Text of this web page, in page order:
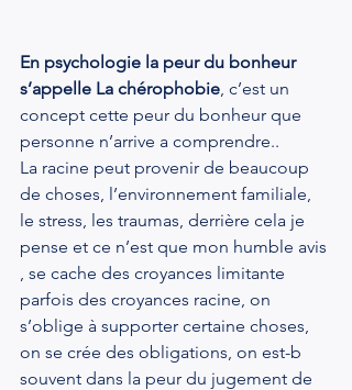
En psychologie la peur du bonheur
s’appelle La chérophobie , c’est un
concept cette peur du bonheur que
personne n’arrive a comprendre..
La racine peut provenir de beaucoup
de choses, l’environnement familiale,
le stress, les traumas, derrière cela je
pense et ce n’est que mon humble avis
, se cache des croyances limitante
parfois des croyances racine, on
s’oblige à supporter certaine choses,
on se crée des obligations, on est-b
souvent dans la peur du jugement de